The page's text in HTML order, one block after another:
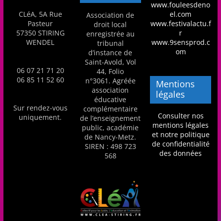
n
s
a
v
e
c
l
e
C
L
é
CLéA, 5A Rue
Pasteur
57350 STIRING
WENDEL
06 07 21 71 20
06 85 11 52 60
Sur rendez-vous
uniquement.
Association de
droit local
enregistrée au
tribunal
d’instance de
Saint-Avold, Vol
44, Folio
n°3061. Agréée
association
éducative
complémentaire
de l’enseignement
public, académie
de Nancy-Metz.
SIREN : 498 723
568
www.fouleesdeno
el.com
www.festivalactu.f
r
www.9sensprod.c
om
Mentions
légales
Consulter nos
mentions légales
et notre politique
de confidentialité
des données